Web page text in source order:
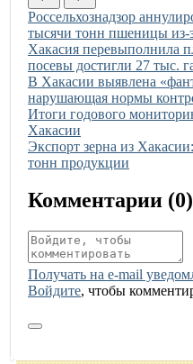
Иллюстрация новости
Россельхознадзор
тысячи тонн пшеницы из-
Иллюстрация новости
Хакасия перевыполнила
посевы достигли 27 тыс.
Иллюстрация новости
В Хакасии выявлена
нарушающая нормы
Иллюстрация новости
Итоги годового
Хакасии
Иллюстрация новости
Экспорт зерна из
тонн продукции
Комментарии (0)
Получать на e‑mail
Войдите, чтобы